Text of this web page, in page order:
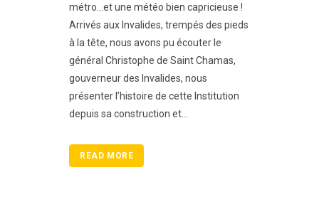
métro…et une météo bien capricieuse !
Arrivés aux Invalides, trempés des pieds
à la tête, nous avons pu écouter le
général Christophe de Saint Chamas,
gouverneur des Invalides, nous
présenter l’histoire de cette Institution
depuis sa construction et...
READ MORE